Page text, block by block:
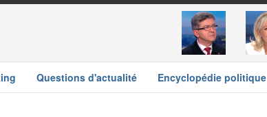
Questions d'actualité Encyclopédie politique